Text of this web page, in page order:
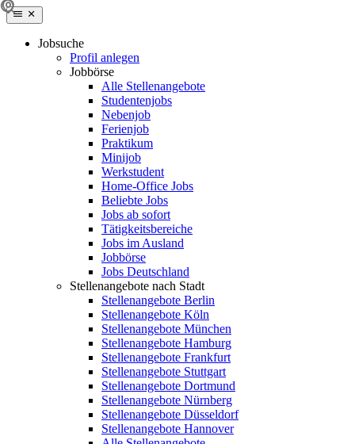
Jobsuche
Profil anlegen
Jobbörse
Alle Stellenangebote
Studentenjobs
Nebenjob
Ferienjob
Praktikum
Minijob
Werkstudent
Home-Office Jobs
Beliebte Jobs
Jobs ab sofort
Tätigkeitsbereiche
Jobs im Ausland
Jobbörse
Jobs Deutschland
Stellenangebote nach Stadt
Stellenangebote Berlin
Stellenangebote Köln
Stellenangebote München
Stellenangebote Hamburg
Stellenangebote Frankfurt
Stellenangebote Stuttgart
Stellenangebote Dortmund
Stellenangebote Nürnberg
Stellenangebote Düsseldorf
Stellenangebote Hannover